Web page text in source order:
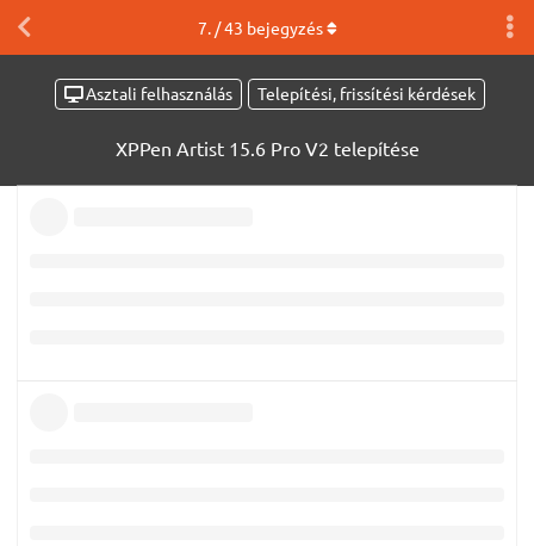
Asztali felhasználás Telepítési, frissítési kérdések
XPPen Artist 15.6 Pro V2 telepítése
7. /43 bejegyzés